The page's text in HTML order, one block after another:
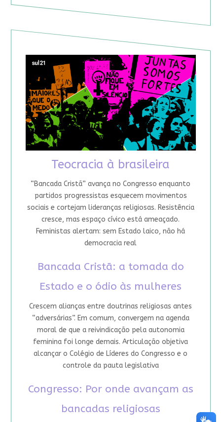
Teocracia à brasileira
“Bancada Cristã” avança no Congresso enquanto
partidos progressistas esquecem movimentos
sociais e cortejam lideranças religiosas. Resistência
cresce, mas espaço cívico está ameaçado.
Feministas alertam: sem Estado laico, não há
democracia real
Bancada Cristã: a tomada do
Estado e o ódio às mulheres
Crescem alianças entre doutrinas religiosas antes
“adversárias”. Em comum, convergem na agenda
moral de que a reivindicação pela autonomia
feminina foi longe demais. Articulação objetiva
alcançar o Colégio de Líderes do Congresso e o
controle da pauta legislativa
Congresso: Por onde avançam as
bancadas religiosas